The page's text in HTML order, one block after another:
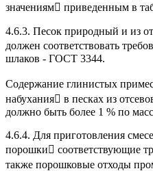
значениям приведенным в
4.6.3. Песок природный и из
должен соответствовать
шлаков - ГОСТ 3344.
Содержание глинистых
набухания в песках из
должно быть более 1 % по
4.6.4. Для приготовления
порошки соответствующие
также порошковые отходы